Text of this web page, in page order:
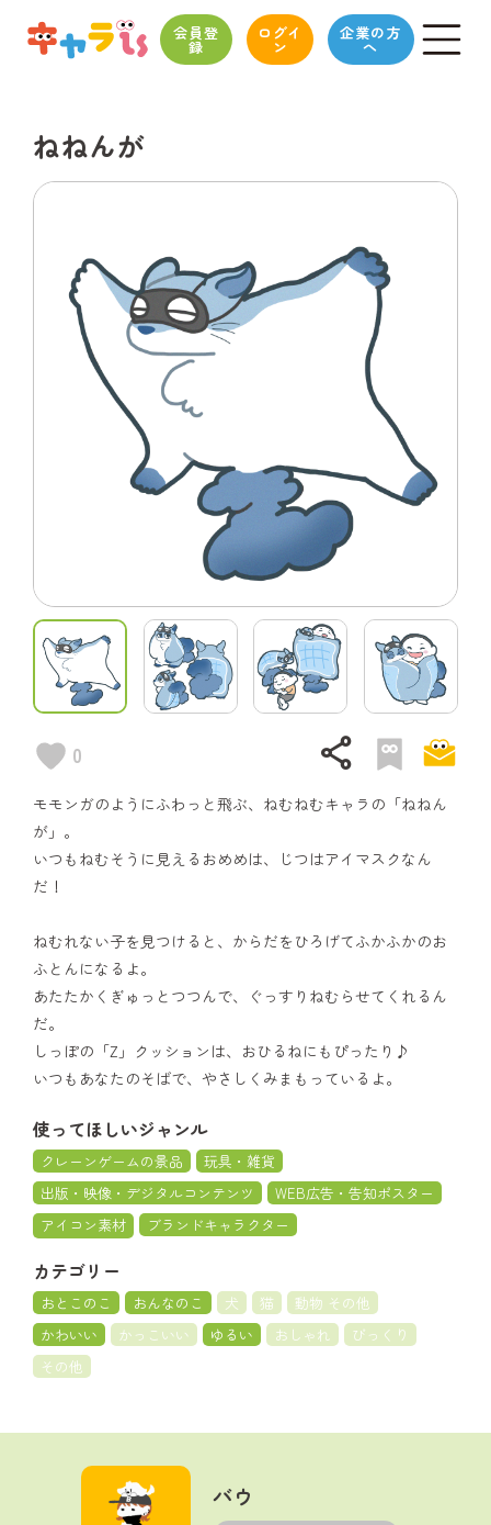
会員登
録
ログイ
ン
企業の方
へ
ねねんが
0 share
モモンガのようにふわっと飛ぶ、ねむねむキャラの「ねねん
が」。
いつもねむそうに見えるおめめは、じつはアイマスクなん
だ！
ねむれない子を見つけると、からだをひろげてふかふかのお
ふとんになるよ。
あたたかくぎゅっとつつんで、ぐっすりねむらせてくれるん
だ。
しっぽの「Z」クッションは、おひるねにもぴったり♪
いつもあなたのそばで、やさしくみまもっているよ。
使ってほしいジャンル
クレーンゲームの景品
玩具・雑貨
出版・映像・デジタルコンテンツ
WEB広告・告知ポスター
アイコン素材
ブランドキャラクター
カテゴリー
おとこのこ おんなのこ 犬 猫
動物 その他
かわいい
かっこいい ゆるい おしゃれ
びっくり
その他
バウ